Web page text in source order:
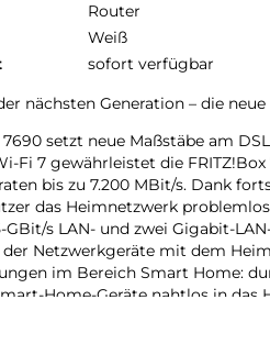
Router
Weiß
sofort verfügbar
nächsten Generation – die
7690 setzt neue Maßstäbe am
Fi 7 gewährleistet die
bis zu 7.200 MBit/s. Dank
das Heimnetzwerk
GBit/s LAN- und zwei Gigabit-
Netzwerkgeräte mit dem
im Bereich Smart Home:
Home-Geräte nahtlos in das
FRITZ!OS ermöglicht eine